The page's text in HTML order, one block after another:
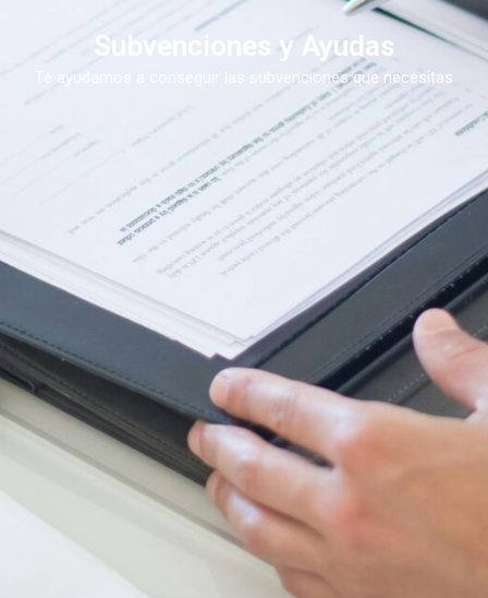
Subvenciones y Ayudas
Te ayudamos a conseguir las subvenciones que necesitas